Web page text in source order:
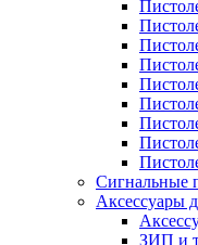
Сигнальные
Аксессуары
ЗИП и